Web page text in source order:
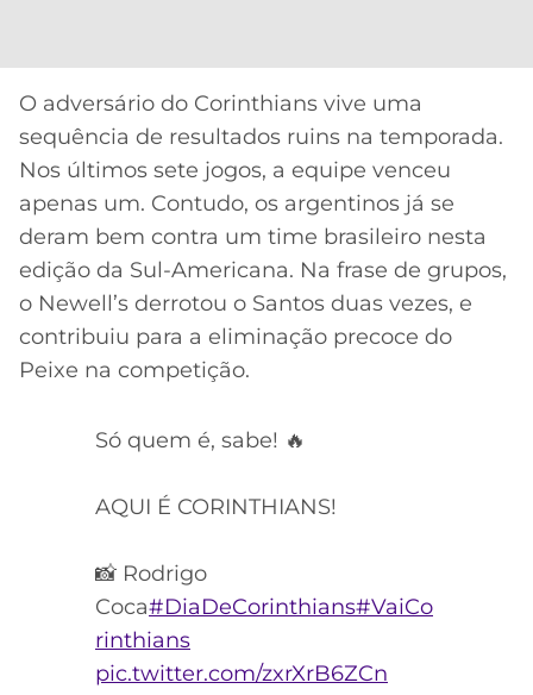
O adversário do Corinthians vive uma
sequência de resultados ruins na temporada.
Nos últimos sete jogos, a equipe venceu
apenas um. Contudo, os argentinos já se
deram bem contra um time brasileiro nesta
edição da Sul-Americana. Na frase de grupos,
o Newell’s derrotou o Santos duas vezes, e
contribuiu para a eliminação precoce do
Peixe na competição.
Só quem é, sabe! 🔥
AQUI É CORINTHIANS!
📸 Rodrigo
Coca#DiaDeCorinthians#VaiCo
rinthians
pic.twitter.com/zxrXrB6ZCn